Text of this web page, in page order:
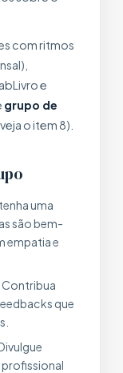
com ritmos
e
grupo de
o item 8).
uma
são bem-
empatia e
Contribua
que